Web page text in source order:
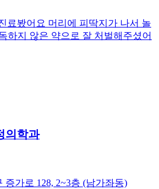
료봤어요 머리에 피딱지가 나서 놀
하지 않은 약으로 잘 처벌해주셨어
의학과
증가로 128, 2~3층 (남가좌동)